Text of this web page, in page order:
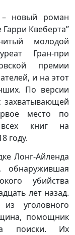
– новый роман
Квеберта”
молодой
Гран-при
премии
и на этот
По версии
захватывающей
место по
всех книг на
году.
Лонг-Айленда
обнаружившая
убийства
лет назад.
уголовного
помощник
поиски. Их